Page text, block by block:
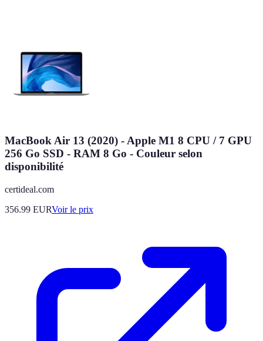
MacBook Air 13 (2020) - Apple M1 8 CPU / 7 GPU
256 Go SSD - RAM 8 Go - Couleur selon
disponibilité
certideal.com
356.99 EURVoir le prix